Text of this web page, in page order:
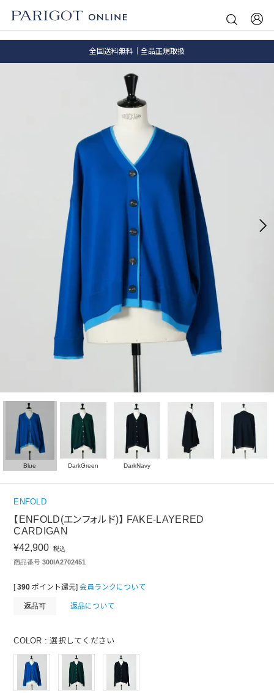
SALE ITEM 2BUY 10%OFF
全国送料無料｜全品正規取扱
8.5 wedに会員プログラムが生まれ変わります！
Blue DarkGreen DarkNavy
ENFOLD
【ENFOLD(エンフォルド)】 FAKE-LAYERED
CARDIGAN
¥42,900 税込
商品番号 300IA2702451
[ 390 ポイント還元] 会員ランクについて
返品可 返品について
COLOR 選択してください